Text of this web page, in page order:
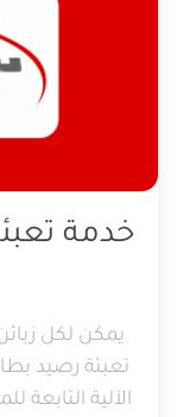
خدمة
يمكن لكل
تعبئة رصيد
الآلية